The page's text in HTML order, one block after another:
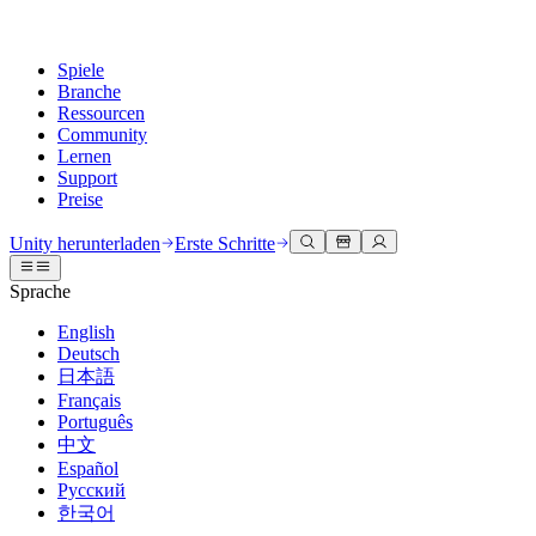
Spiele
Branche
Ressourcen
Community
Lernen
Support
Preise
Unity Engine
Erstellen Sie 2D- und 3D-Spiele für jede Plattform
Zusammenarbeit
Schnell mit Ihrem Team zusammenarbeiten und iterieren
Unity herunterladen
Abonnements und Preise
Bereitstellen
Multiplattform
3D-Zusammenarbeit
Erstellen und überprüfen Sie 3D-Projekte in Echtzeit
Immersive Schulung
In immersiven Umgebungen trainieren
Kundenerlebnisse
Interaktive 3D-Erlebnisse erstellen
Branchen
Fertigung
Dokumentation
Entwicklertools
Versionsfreigaben und Fehlerverfolgung
Roadmap
Bevorstehende Funktionen überprüfen
Glossar
Diskussionen
Veranstaltungen
Globale und lokale Veranstaltungen
Gemeinschaftsgeschichten
Made with Unity
Präsentation von Unity-Schöpfern
Unity Learn
Meistern Sie Unity-Fähigkeiten kostenlos
Professionelles Training
Verbessern Sie Ihr Team mit Unity-Trainern
Neu bei Unity
Erste Schritte
Beginnen Sie noch heute mit dem Lernen
Unity Essential Pathways
Hilfe erhalten
Wir helfen Ihnen, mit Unity erfolgreich zu sein
Erfolgspläne
Erreichen Sie Ihre Ziele schneller mit Expertenunterstützung
FAQ
Antworten auf häufige Fragen
Kontakt aufnehmen
Verbinden Sie sich mit unserem Team
Unity herunterladen Erste Schritte
Sprache
English
Deutsch
日本語
Français
Português
中文
Español
Русский
한국어